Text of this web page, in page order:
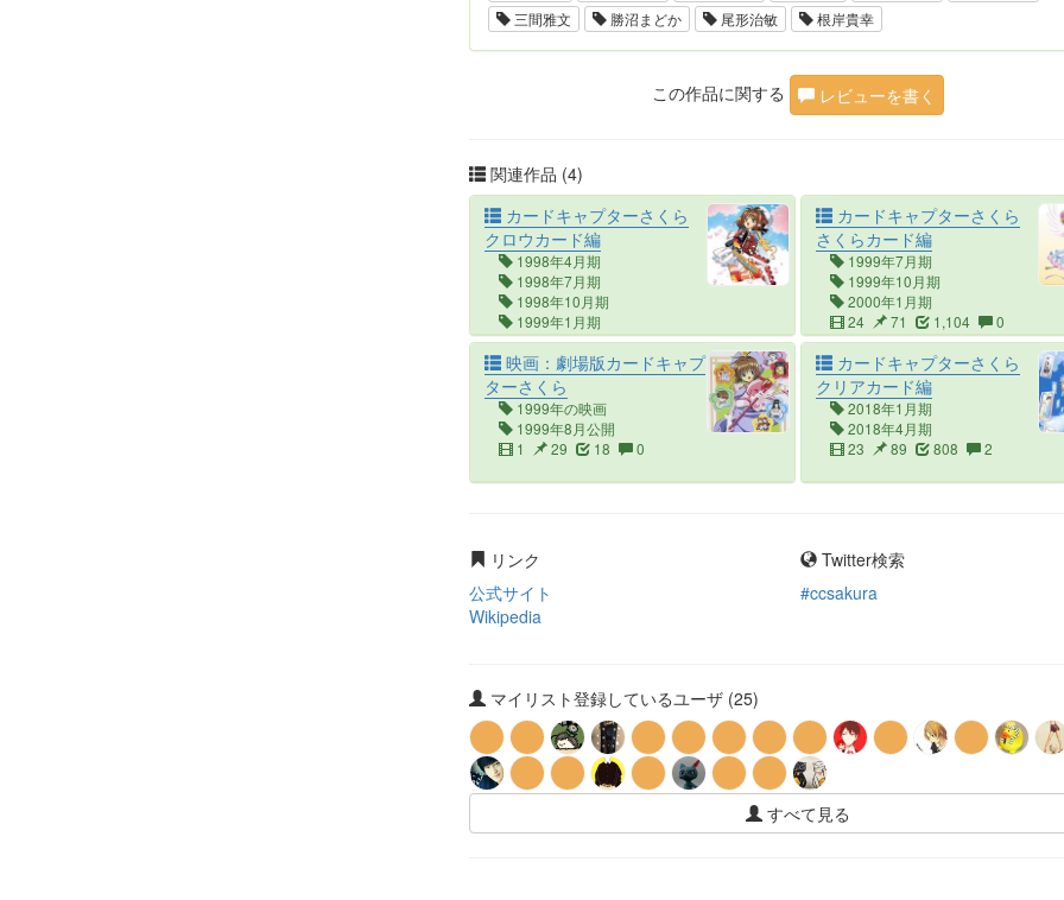
三間雅文
勝沼まどか 尾形治敏 根岸貴幸
この作品に関する レビューを書く
関連作品 (4)
カードキャプターさくら
クロウカード編
1998年4月期
1998年7月期
1998年10月期
1999年1月期
1999年4月期
46
80 2,416 0
カードキャプターさくら
さくらカード編
1999年7月期
1999年10月期
2000年1月期
24
71 1,104 0
映画：劇場版カードキャプ
ターさくら
1999年の映画
1999年8月公開
1
29 18 0
カードキャプターさくら
クリアカード編
2018年1月期
2018年4月期
23
89 808 2
リンク
公式サイト
Wikipedia
Twitter検索
#ccsakura
マイリスト登録しているユーザ (25)
すべて見る